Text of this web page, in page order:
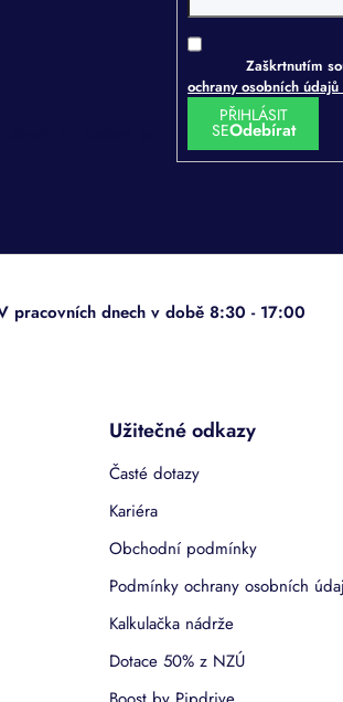
Zaškrtnutím
ochrany osobních údajů
PŘIHLÁSIT
SE
Užitečné odkazy
Časté dotazy
Kariéra
Obchodní podmínky
Podmínky ochrany osobních
Kalkulačka nádrže
Dotace 50% z NZÚ